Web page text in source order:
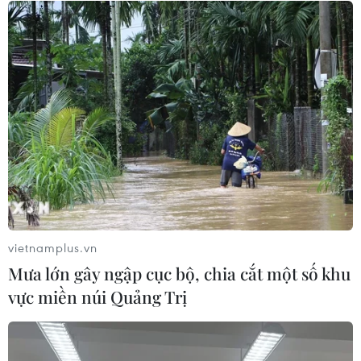
09/08/2026 06:51
Điểm chuẩn Đại học Kinh tế quốc
dân cao nhất lên đến trên 9,6 điểm
mỗi môn
09/08/2026 06:40
Các trường đại học bắt đầu công bố
điểm chuẩn xét tuyển năm 2026
09/08/2026 06:25
Lâm Đồng: Mưa lớn gây sạt lở đèo
Con Ó, cây đổ trên đèo Bảo Lộc
vietnamplus.vn
Mưa lớn gây ngập cục bộ, chia cắt một số khu
vực miền núi Quảng Trị